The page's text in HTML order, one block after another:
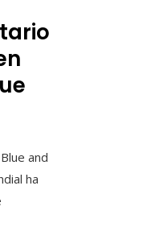
and
ha